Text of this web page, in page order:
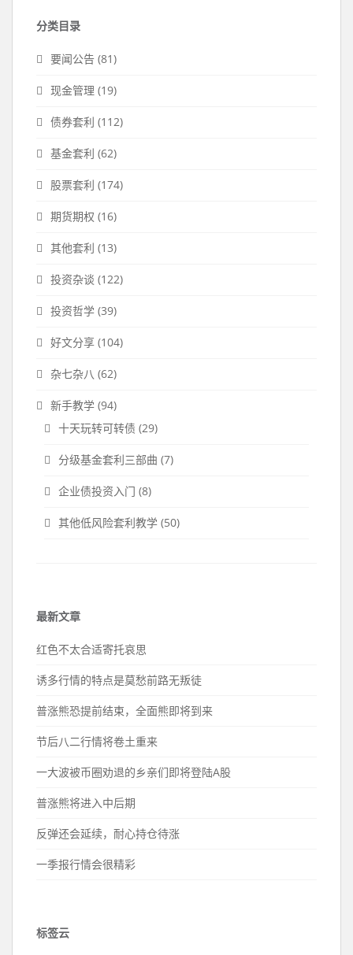
分类目录
要闻公告 (81)
现金管理 (19)
债券套利 (112)
基金套利 (62)
股票套利 (174)
期货期权 (16)
其他套利 (13)
投资杂谈 (122)
投资哲学 (39)
好文分享 (104)
杂七杂八 (62)
新手教学 (94)
十天玩转可转债 (29)
分级基金套利三部曲 (7)
企业债投资入门 (8)
其他低风险套利教学 (50)
最新文章
红色不太合适寄托哀思
诱多行情的特点是莫愁前路无叛徒
普涨熊恐提前结束，全面熊即将到来
节后八二行情将卷土重来
一大波被币圈劝退的乡亲们即将登陆A股
普涨熊将进入中后期
反弹还会延续，耐心持仓待涨
一季报行情会很精彩
标签云